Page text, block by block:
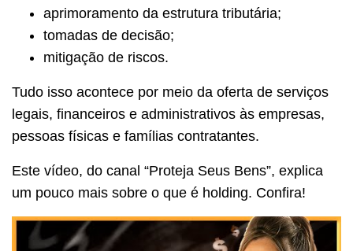
aprimoramento da estrutura tributária;
tomadas de decisão;
mitigação de riscos.
Tudo isso acontece por meio da oferta de serviços
legais, financeiros e administrativos às empresas,
pessoas físicas e famílias contratantes.
Este vídeo, do canal “Proteja Seus Bens”, explica
um pouco mais sobre o que é holding. Confira!